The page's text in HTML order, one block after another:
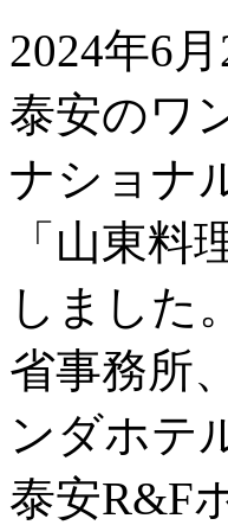
2024年6
泰安のワ
ナショナ
「山東
しました
省事務所
ンダホテ
泰安R&F